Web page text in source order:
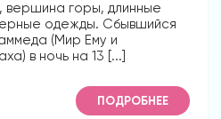
горы, длинные
одежды. Сбывшийся
(Мир Ему и
в ночь на 13 [...]
ПОДРОБНЕЕ